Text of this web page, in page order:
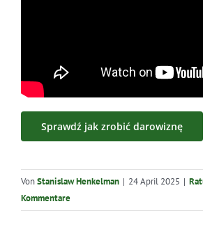
Sprawdź jak zrobić darowiznę
VonStanislaw Henkelman | 24 April 2025 |
Kommentare